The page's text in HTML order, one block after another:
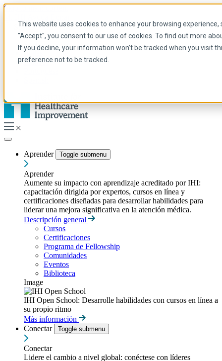
This website uses cookies to enhance your browsing
"Accept", you consent to our use of cookies. To find out more
If you decline, your information won’t be tracked when you visit
preference not to be tracked.
Skip to main content
Spanish
Arabic
Inglés
Francés
Aprender Toggle submenu
Aprender
Aumente su impacto con aprendizaje acreditado por IHI:
capacitación dirigida por expertos, cursos en línea y
certificaciones diseñadas para desarrollar habilidades para
liderar una mejora significativa en la atención médica.
Descripción general
Cursos
Certificaciones
Programa de Fellowship
Comunidades
Eventos
Biblioteca
Image
IHI Open School: Desarrolle habilidades con cursos en línea a
su propio ritmo
Más información
Conectar
Toggle submenu
Conectar
Lidere el cambio a nivel global: conéctese con líderes